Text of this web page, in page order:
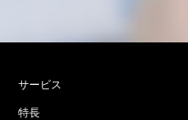
サービス
特長